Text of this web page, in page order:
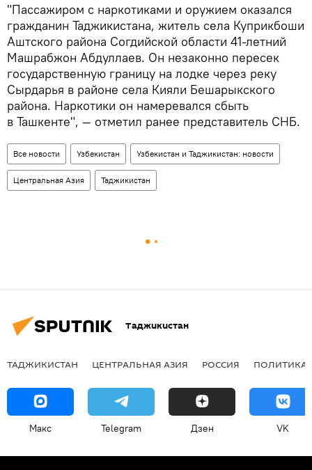
"Пассажиром с наркотиками и оружием оказался
гражданин Таджикистана, житель села Куприкбоши
Аштского района Согдийской области 41-летний
Машрабжон Абдуллаев. Он незаконно пересек
государственную границу на лодке через реку
Сырдарья в районе села Кияли Бешарыкского
района. Наркотики он намеревался сбыть
в Ташкенте", — отметил ранее представитель СНБ.
Все новости Узбекистан Узбекистан и Таджикистан: новости
Центральная Азия Таджикистан
Таджикистан
ТАДЖИКИСТАН ЦЕНТРАЛЬНАЯ АЗИЯ РОССИЯ ПОЛИТИКА
Макс Telegram Дзен VK